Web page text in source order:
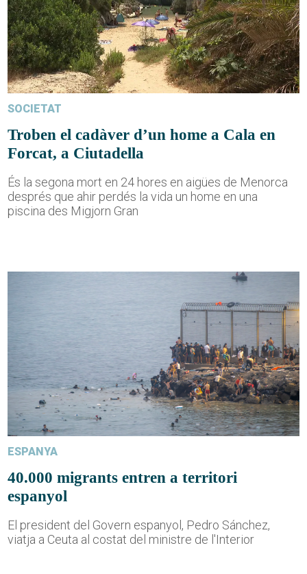
SOCIETAT
Troben el cadàver d’un home a Cala en
Forcat, a Ciutadella
És la segona mort en 24 hores en aigües de Menorca
després que ahir perdés la vida un home en una
piscina des Migjorn Gran
ESPANYA
40.000 migrants entren a territori
espanyol
El president del Govern espanyol, Pedro Sánchez,
viatja a Ceuta al costat del ministre de l'Interior